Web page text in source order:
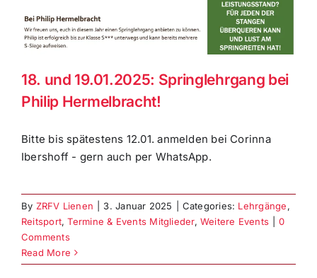
18. und 19.01.2025: Springlehrgang bei
Philip Hermelbracht!
Bitte bis spätestens 12.01. anmelden bei Corinna
Ibershoff - gern auch per WhatsApp.
By ZRFV Lienen 3. Januar 2025 Categories: Lehrgänge,
Reitsport,Termine & Events Mitglieder, Weitere Events
0
Comments
Read More